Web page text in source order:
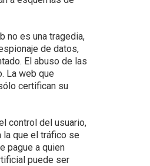
no es una tragedia,
de datos,
El abuso de las
La web que
certifican su
control del usuario,
la que el tráfico se
pague a quien
puede ser